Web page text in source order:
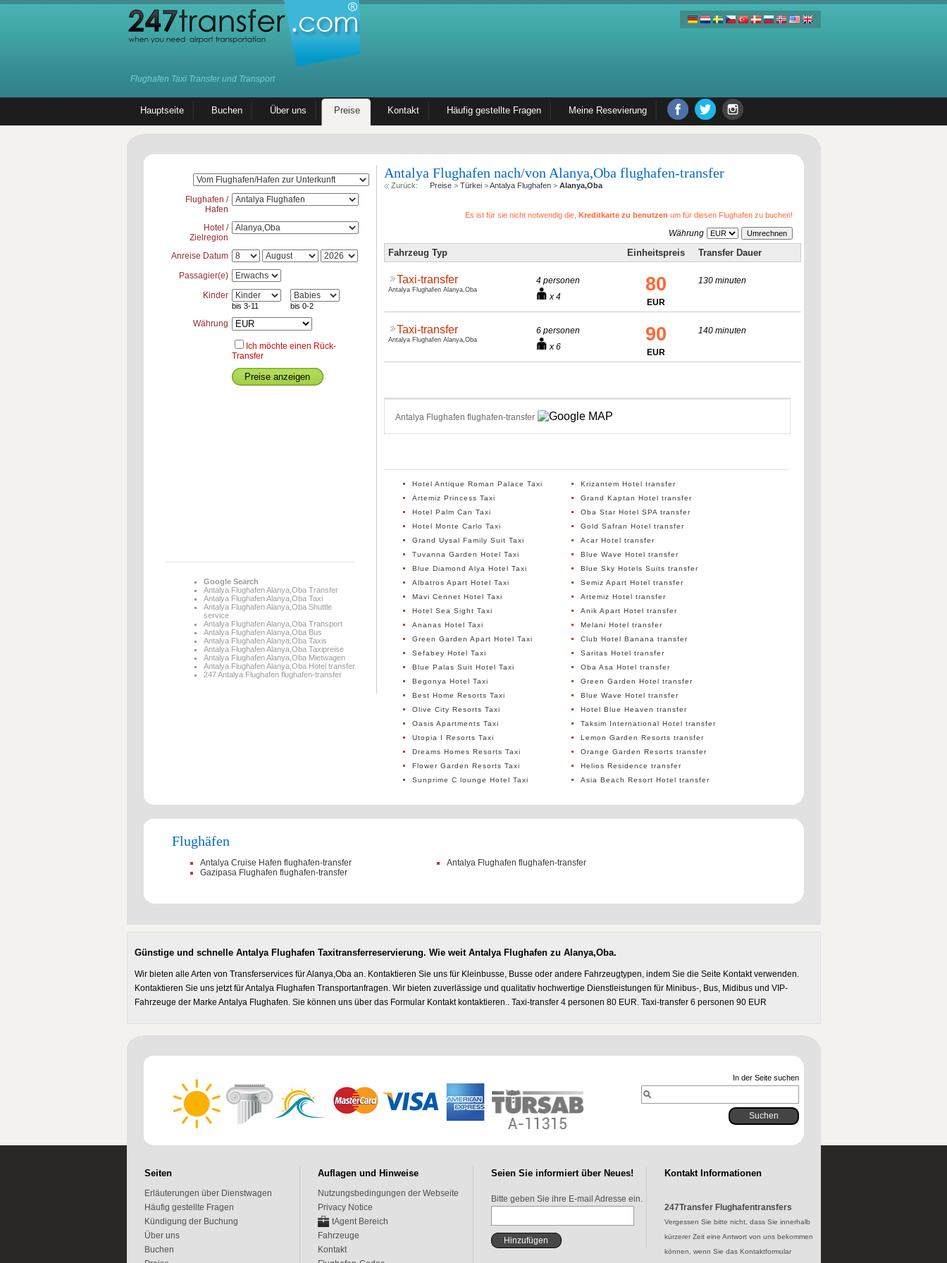
Flughafen Taxi Transfer und Transport
Hauptseite Buchen Über uns Preise Kontakt Häufig gestellte Fragen Meine Resevierung
Flughafen /
Hafen
Hotel /
Zielregion
Anreise Datum
Passagier(e)
Kinder
bis 3-11 bis 0-2
Währung
Ich möchte einen Rück-
Transfer
Google Search
Antalya Flughafen Alanya,Oba Transfer
Antalya Flughafen Alanya,Oba Taxi
Antalya Flughafen Alanya,Oba Shuttle
service
Antalya Flughafen Alanya,Oba Transport
Antalya Flughafen Alanya,Oba Bus
Antalya Flughafen Alanya,Oba Taxis
Antalya Flughafen Alanya,Oba Taxipreise
Antalya Flughafen Alanya,Oba Mietwagen
Antalya Flughafen Alanya,Oba Hotel transfer
247 Antalya Flughafen flughafen-transfer
Antalya Flughafen nach/von Alanya,Oba flughafen-transfer
Zurück: Preise> Türkei>Antalya Flughafen> Alanya,Oba
Es ist für sie nicht notwendig die, Kreditkarte zu benutzen um für diesen Flughafen zu buchen!
Währung
Fahrzeug Typ Einheitspreis Transfer Dauer
Taxi-transfer
Antalya Flughafen Alanya,Oba
4 personen
x 4
80
EUR
130 minuten
Taxi-transfer
Antalya Flughafen Alanya,Oba
6 personen
x 6
90
EUR
140 minuten
Antalya Flughafen flughafen-transfer
Hotel Antique Roman Palace Taxi
Krizantem Hotel transfer
Artemiz Princess Taxi
Grand Kaptan Hotel transfer
Hotel Palm Can Taxi
Oba Star Hotel SPA transfer
Hotel Monte Carlo Taxi
Gold Safran Hotel transfer
Grand Uysal Family Suit Taxi
Acar Hotel transfer
Tuvanna Garden Hotel Taxi
Blue Wave Hotel transfer
Blue Diamond Alya Hotel Taxi
Blue Sky Hotels Suits transfer
Albatros Apart Hotel Taxi
Semiz Apart Hotel transfer
Mavi Cennet Hotel Taxi
Artemiz Hotel transfer
Hotel Sea Sight Taxi
Anik Apart Hotel transfer
Ananas Hotel Taxi
Melani Hotel transfer
Green Garden Apart Hotel Taxi
Club Hotel Banana transfer
Sefabey Hotel Taxi
Saritas Hotel transfer
Blue Palas Suit Hotel Taxi
Oba Asa Hotel transfer
Begonya Hotel Taxi
Green Garden Hotel transfer
Best Home Resorts Taxi
Blue Wave Hotel transfer
Olive City Resorts Taxi
Hotel Blue Heaven transfer
Oasis Apartments Taxi
Taksim International Hotel transfer
Utopia I Resorts Taxi
Lemon Garden Resorts transfer
Dreams Homes Resorts Taxi
Orange Garden Resorts transfer
Flower Garden Resorts Taxi
Helios Residence transfer
Sunprime C lounge Hotel Taxi
Asia Beach Resort Hotel transfer
Flughäfen
Antalya Cruise Hafen flughafen-transfer
Antalya Flughafen flughafen-transfer
Gazipasa Flughafen flughafen-transfer
Günstige und schnelle Antalya Flughafen Taxitransferreservierung. Wie weit Antalya Flughafen zu Alanya,Oba.
Wir bieten alle Arten von Transferservices für Alanya,Oba an. Kontaktieren Sie uns für Kleinbusse, Busse oder andere Fahrzeugtypen, indem Sie die Seite Kontakt verwenden.
Kontaktieren Sie uns jetzt für Antalya Flughafen Transportanfragen. Wir bieten zuverlässige und qualitativ hochwertige Dienstleistungen für Minibus-, Bus, Midibus und VIP-
Fahrzeuge der Marke Antalya Flughafen. Sie können uns über das Formular Kontakt kontaktieren.. Taxi-transfer 4 personen 80 EUR. Taxi-transfer 6 personen 90 EUR
In der Seite suchen
Seiten
Erläuterungen über Dienstwagen
Häufig gestellte Fragen
Kündigung der Buchung
Über uns
Buchen
Auflagen und Hinweise
Nutzungsbedingungen der Webseite
Privacy Notice
tAgent Bereich
Fahrzeuge
Kontakt
Seien Sie informiert über Neues!
Bitte geben Sie ihre E-mail Adresse ein.
Kontakt Informationen
247Transfer Flughafentransfers
Vergessen Sie bitte nicht, dass Sie innerhalb
kürzerer Zeit eine Antwort von uns bekommen
können, wenn Sie das Kontaktformular